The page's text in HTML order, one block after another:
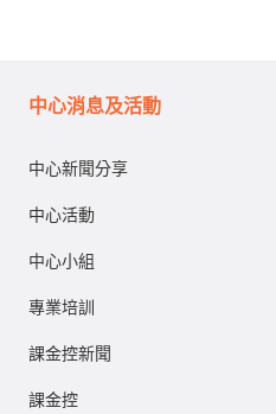
中心消息及活動
中心新聞分享
中心活動
中心小組
專業培訓
課金控新聞
課金控